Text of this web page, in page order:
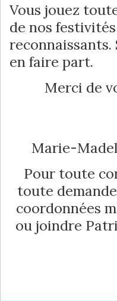
Vous jouez
de nos
reconnaissants.
en faire part.
Merci de
Marie-
Pour toute
toute
coordonnées
ou joindre